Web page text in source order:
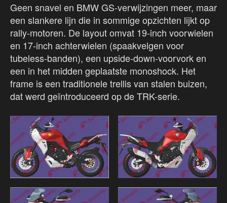
Geen snavel en BMW GS-verwijzingen meer, maar
een slankere lijn die in sommige opzichten lijkt op
rally-motoren. De layout omvat 19-inch voorwielen
en 17-inch achterwielen (spaakvelgen voor
tubeless-banden), een upside-down-voorvork en
een in het midden geplaatste monoshock. Het
frame is een traditionele trellis van stalen buizen,
dat werd geïntroduceerd op de TRK-serie.